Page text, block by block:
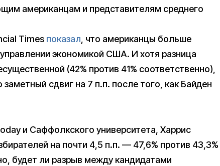
американцам и представителям среднего
Times показал, что американцы больше
экономикой США. И хотя разница
(42% против 41% соответственно),
сдвиг на 7 п.п. после того, как Байден
и Саффолкского университета, Харрис
на почти 4,5 п.п. — 47,6% против 43,3%
будет ли разрыв между кандидатами